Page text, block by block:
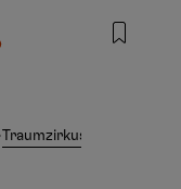
Traumzirkus auf